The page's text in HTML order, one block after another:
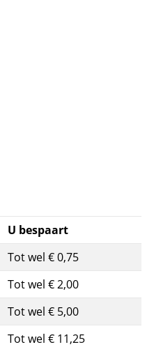
U bespaart
Tot wel € 0,75
Tot wel € 2,00
Tot wel € 5,00
Tot wel € 11,25